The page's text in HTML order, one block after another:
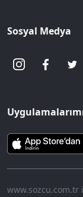
Sosyal Medya
www.sozcu.com.tr